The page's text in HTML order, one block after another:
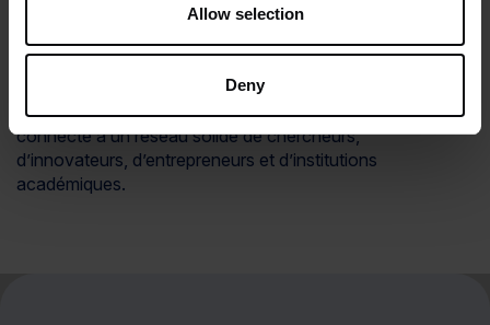
Allow selection
Deny
clusters d’innovation européens
Un laboratoire Kadans ne fonctionne jamais en vase clos.
Tous les sites Kadans font partie des principaux clusters
d’innovation en Europe. Ainsi, vous êtes toujours
connecté à un réseau solide de chercheurs,
d’innovateurs, d’entrepreneurs et d’institutions
académiques.